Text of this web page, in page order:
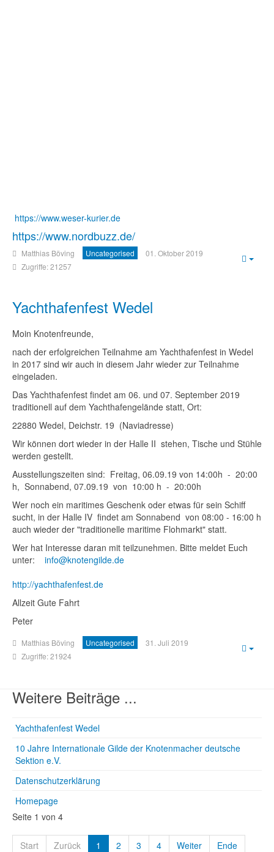
https://www.weser-kurier.de
https://www.nordbuzz.de/
Matthias Böving Uncategorised
01. Oktober 2019
Zugriffe: 21257
Yachthafenfest Wedel
Moin Knotenfreunde,
nach der erfolgreichen Teilnahme am Yachthafenfest in Wedel
in 2017 sind wir auch in diesem Jahr wieder zur Teilnahme
eingeladen.
Das Yachthafenfest findet am 06. und 07. September 2019
traditionell auf dem Yachthafengelände statt, Ort:
22880 Wedel, Deichstr. 19 (Naviadresse)
Wir können dort wieder in der Halle II stehen, Tische und Stühle
werden gestellt.
Ausstellungszeiten sind: Freitag, 06.09.19 von 14:00h - 20:00
h, Sonnabend, 07.09.19 von 10:00 h - 20:00h
Wer noch ein maritimes Geschenk oder etwas für sein Schiff
sucht, in der Halle IV findet am Sonnabend von 08:00 - 16:00 h
auch wieder der "traditionelle maritime Flohmarkt" statt.
Wer hat Interesse daran mit teilzunehmen. Bitte meldet Euch
unter: info@knotengilde.de
http://yachthafenfest.de
Allzeit Gute Fahrt
Peter
Matthias Böving Uncategorised
31. Juli 2019
Zugriffe: 21924
Weitere Beiträge ...
Yachthafenfest Wedel
10 Jahre Internationale Gilde der Knotenmacher deutsche
Sektion e.V.
Datenschutzerklärung
Homepage
Seite 1 von 4
Start Zurück 1 2 3 4 Weiter Ende